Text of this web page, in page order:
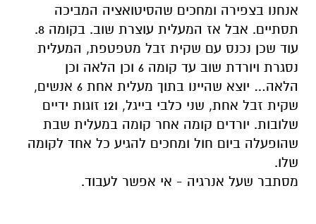
אנחנו בצפירה ומחכים שהסיטואציה המביכה
תסתיים. אבל אז המעלית עוצרת שוב. בקומה 8
.
עוד שכן נכנס עם שקית זבל מטפטפת, המעלית
נסגרת ויורדת שוב עד קומה 6 וכן הלאה וכן
הלאה… יוצא שהיינו בתוך מעלית אחת 6 אנשים,
שקית זבל אחת, שני כלבי בייגל, ו12 זוגות ידיים
שלובות. יורדים קומה אחר קומה במעלית שבת
שהופעלה ביום חול ומחכים להגיע כל אחד לקומה
שלו.
מסתבר שעל אנרגיה - אי אפשר לעבוד.